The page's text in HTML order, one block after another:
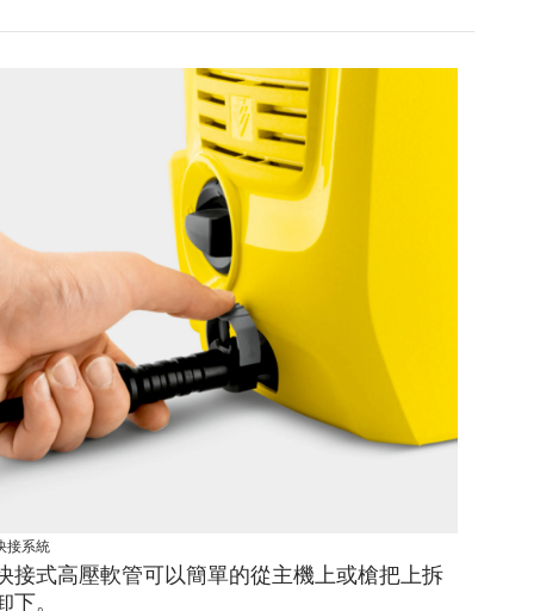
接系統
接式高壓軟管可以簡單的從主機上或槍把上拆
下。